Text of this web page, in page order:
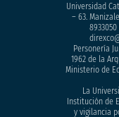
Universidad
– 63.
8933050
Personería
1962 de la
Ministerio de
La
Institución de
y vigilancia